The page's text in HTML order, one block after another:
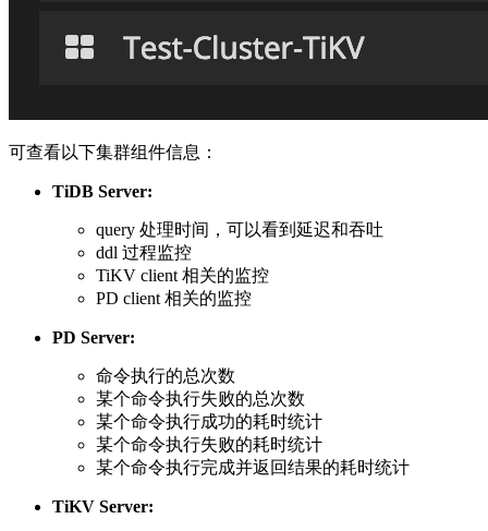
可查看以下集群组件信息：
TiDB Server:
query 处理时间，可以看到延迟和吞吐
ddl 过程监控
TiKV client 相关的监控
PD client 相关的监控
PD Server:
命令执行的总次数
某个命令执行失败的总次数
某个命令执行成功的耗时统计
某个命令执行失败的耗时统计
某个命令执行完成并返回结果的耗时统计
TiKV Server: